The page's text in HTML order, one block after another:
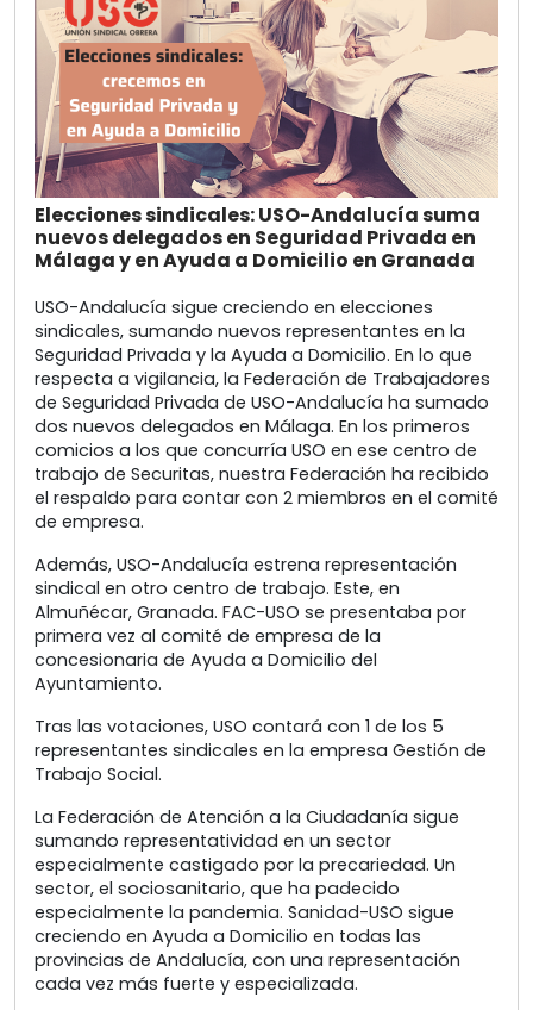
Elecciones sindicales: USO-Andalucía suma
nuevos delegados en Seguridad Privada en
Málaga y en Ayuda a Domicilio en Granada
USO-Andalucía sigue creciendo en elecciones
sindicales, sumando nuevos representantes en la
Seguridad Privada y la Ayuda a Domicilio. En lo que
respecta a vigilancia, la Federación de Trabajadores
de Seguridad Privada de USO-Andalucía ha sumado
dos nuevos delegados en Málaga. En los primeros
comicios a los que concurría USO en ese centro de
trabajo de Securitas, nuestra Federación ha recibido
el respaldo para contar con 2 miembros en el comité
de empresa.
Además, USO-Andalucía estrena representación
sindical en otro centro de trabajo. Este, en
Almuñécar, Granada. FAC-USO se presentaba por
primera vez al comité de empresa de la
concesionaria de Ayuda a Domicilio del
Ayuntamiento.
Tras las votaciones, USO contará con 1 de los 5
representantes sindicales en la empresa Gestión de
Trabajo Social.
La Federación de Atención a la Ciudadanía sigue
sumando representatividad en un sector
especialmente castigado por la precariedad. Un
sector, el sociosanitario, que ha padecido
especialmente la pandemia. Sanidad-USO sigue
creciendo en Ayuda a Domicilio en todas las
provincias de Andalucía, con una representación
cada vez más fuerte y especializada.